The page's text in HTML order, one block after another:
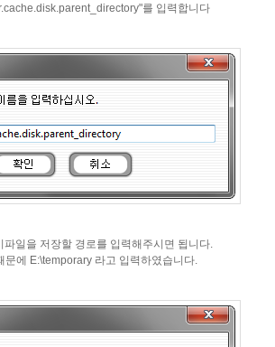
를 입력합니다
을 저장할 경로를 입력해주시면 됩니다.
E:\temporary 라고 입력하였습니다.